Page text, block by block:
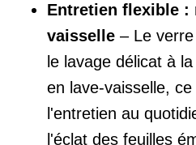
Entretien flexible :
vaisselle – Le
le lavage délicat à
en lave-vaisselle,
l'entretien au
l'éclat des feuilles